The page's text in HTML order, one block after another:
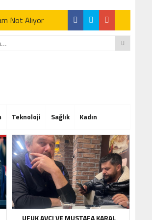
Not Alıyor
Not Alıyor
Teknoloji Sağlık Kadın
UFUK AVCI VE MUSTAFA KARAL